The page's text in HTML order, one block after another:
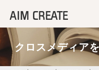
クロスメディア